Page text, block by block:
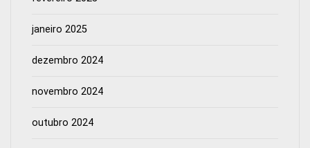
janeiro 2025
dezembro 2024
novembro 2024
outubro 2024